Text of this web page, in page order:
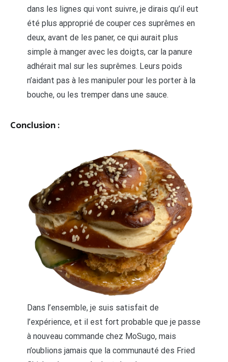
dans les lignes qui vont suivre, je dirais qu’il eut
été plus approprié de couper ces suprêmes en
deux, avant de les paner, ce qui aurait plus
simple à manger avec les doigts, car la panure
adhérait mal sur les suprêmes. Leurs poids
n’aidant pas à les manipuler pour les porter à la
bouche, ou les tremper dans une sauce.
Conclusion :
Dans l’ensemble, je suis satisfait de
l’expérience, et il est fort probable que je passe
à nouveau commande chez MoSugo, mais
n’oublions jamais que la communauté des Fried